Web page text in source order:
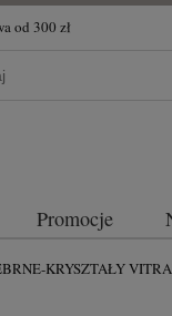
od 300 zł
Promocje
KRYSZTAŁY